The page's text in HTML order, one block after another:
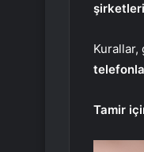
Kurallar,
Tamir